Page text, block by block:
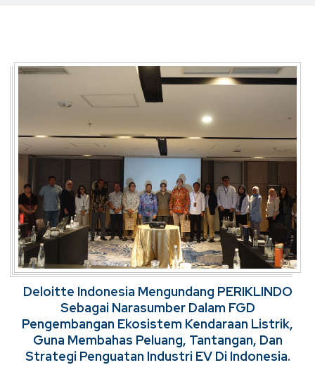
Deloitte Indonesia Mengundang PERIKLINDO
Sebagai Narasumber Dalam FGD
Pengembangan Ekosistem Kendaraan Listrik,
Guna Membahas Peluang, Tantangan, Dan
Strategi Penguatan Industri EV Di Indonesia.